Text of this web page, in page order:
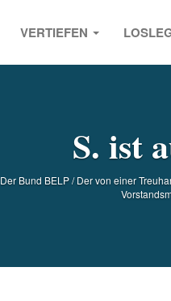
VERTIEFEN
S. ist
Der Bund BELP / Der von einer